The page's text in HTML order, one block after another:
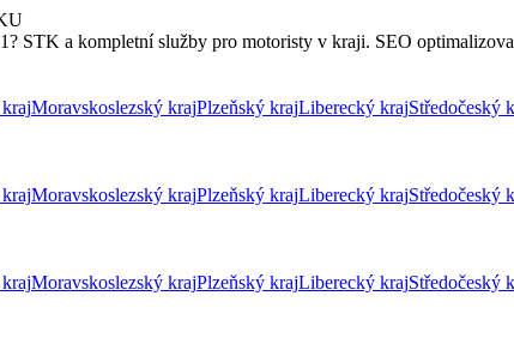
? STK a kompletní služby pro motoristy v kraji. SEO
Moravskoslezský krajPlzeňský krajLiberecký krajStředočeský
Moravskoslezský krajPlzeňský krajLiberecký krajStředočeský
Moravskoslezský krajPlzeňský krajLiberecký krajStředočeský